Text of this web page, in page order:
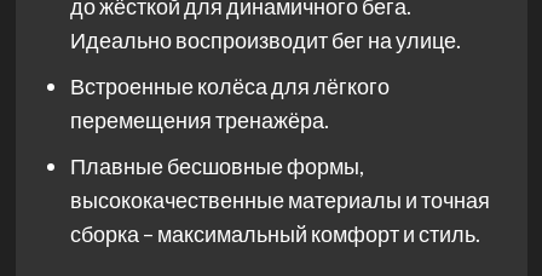
до жёсткой для динамичного бега.
Идеально воспроизводит бег на улице.
Встроенные колёса для лёгкого
перемещения тренажёра.
Плавные бесшовные формы,
высококачественные материалы и точная
сборка – максимальный комфорт и стиль.